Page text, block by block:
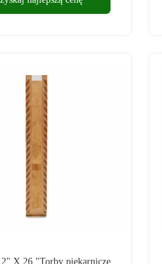
X 26 "Torby piekarnicze